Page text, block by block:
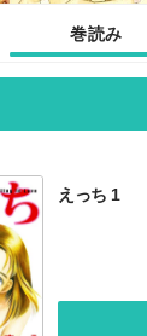
巻読み
えっち 1